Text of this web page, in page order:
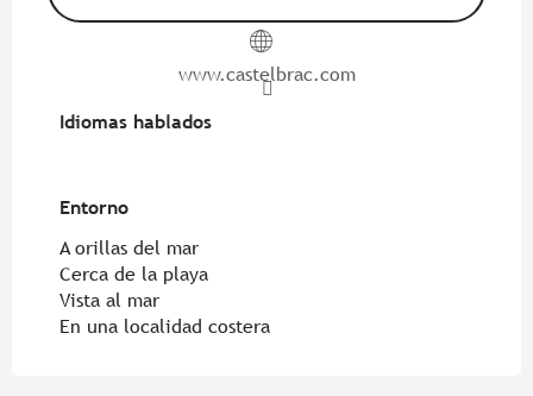
www.castelbrac.com
Idiomas hablados
Idiomas hablados
Entorno
Entorno
A orillas del mar
Cerca de la playa
Vista al mar
En una localidad costera